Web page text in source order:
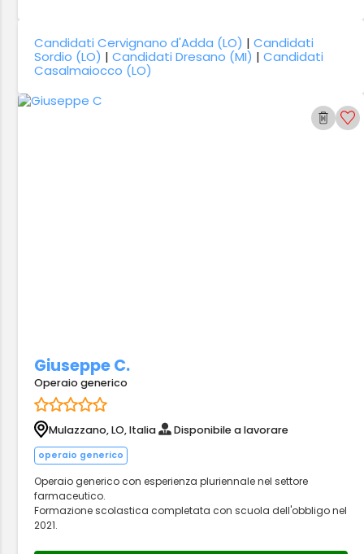
Candidati Cervignano d'Adda (LO) |Candidati
Sordio (LO) |Candidati Dresano (MI) |Candidati
Casalmaiocco (LO)
Giuseppe C.
Operaio generico
Mulazzano, LO, Italia Disponibile a lavorare
operaio generico
Operaio generico con esperienza pluriennale nel settore
farmaceutico.
Formazione scolastica completata con scuola dell'obbligo nel
2021.